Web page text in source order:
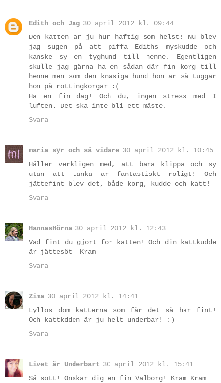
Edith och Jag 30 april 2012 kl. 09:44
Den katten är ju hur häftig som helst! Nu blev
jag sugen på att piffa Ediths myskudde och
kanske sy en tyghund till henne. Egentligen
skulle jag gärna ha en sådan där fin korg till
henne men som den knasiga hund hon är så tuggar
hon på rottingkorgar :(
Ha en fin dag! Och du, ingen stress med I
luften. Det ska inte bli ett måste.
Svara
maria syr och så vidare 30 april 2012 kl. 10:45
Håller verkligen med, att bara klippa och sy
utan att tänka är fantastiskt roligt! Och
jättefint blev det, både korg, kudde och katt!
Svara
HannasHörna 30 april 2012 kl. 12:43
Vad fint du gjort för katten! Och din kattkudde
är jättesöt! Kram
Svara
Zima 30 april 2012 kl. 14:41
Lyllos dom katterna som får det så här fint!
Och kattkdden är ju helt underbar! :)
Svara
Livet är Underbart 30 april 2012 kl. 15:41
Så sött! Önskar dig en fin Valborg! Kram Kram